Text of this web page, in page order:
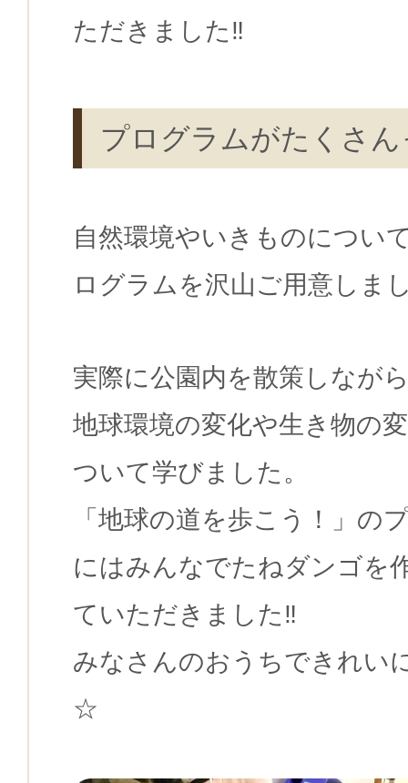
ただきました‼
プログラムがたくさん
自然環境やいきものについ
ログラムを沢山ご用意しま
実際に公園内を散策しなが
地球環境の変化や生き物の
ついて学びました。
「地球の道を歩こう！」の
にはみんなでたねダンゴを
ていただきました‼
みなさんのおうちできれい
☆